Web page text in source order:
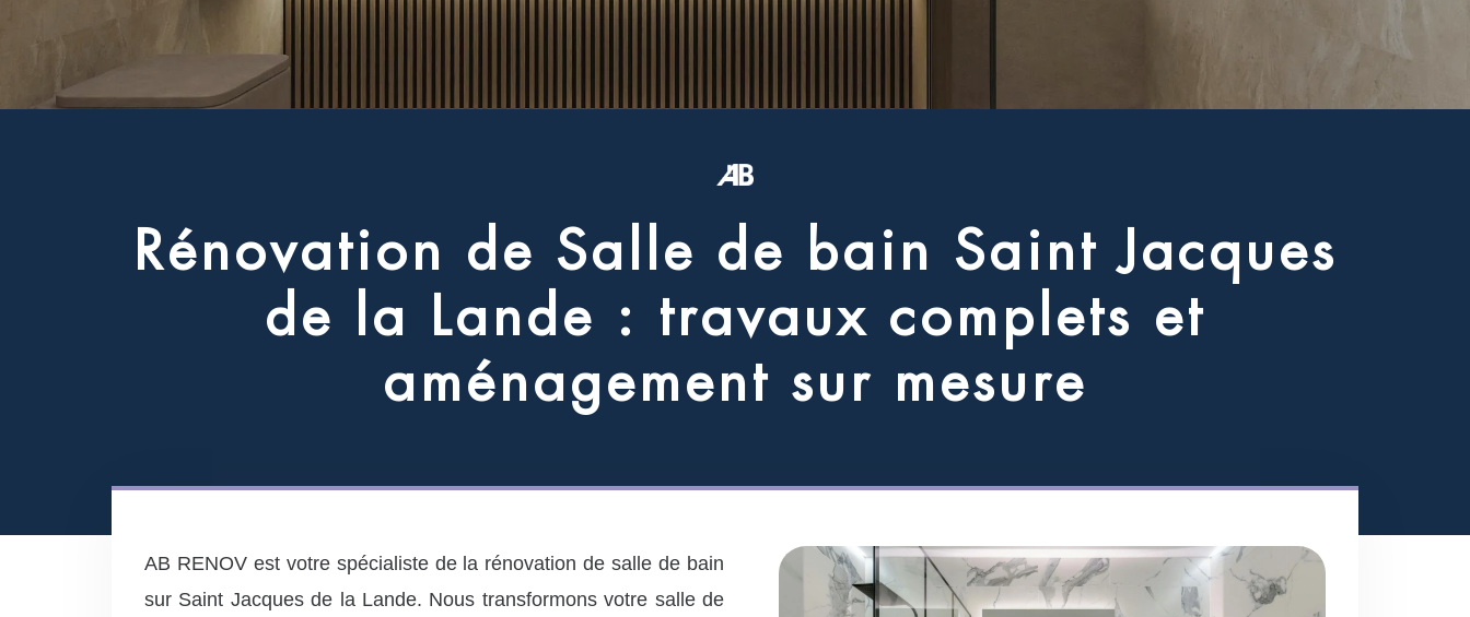
Rénovation de Salle de bain Saint Jacques
de la Lande : travaux complets et
aménagement sur mesure
AB RENOV est votre spécialiste de la rénovation de salle de bain
sur Saint Jacques de la Lande. Nous transformons votre salle de